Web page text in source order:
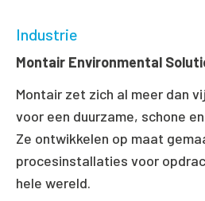
Industrie
Montair Environmental
Montair zet zich al meer dan
voor een duurzame, schone
Ze ontwikkelen op maat
procesinstallaties voor
hele wereld.